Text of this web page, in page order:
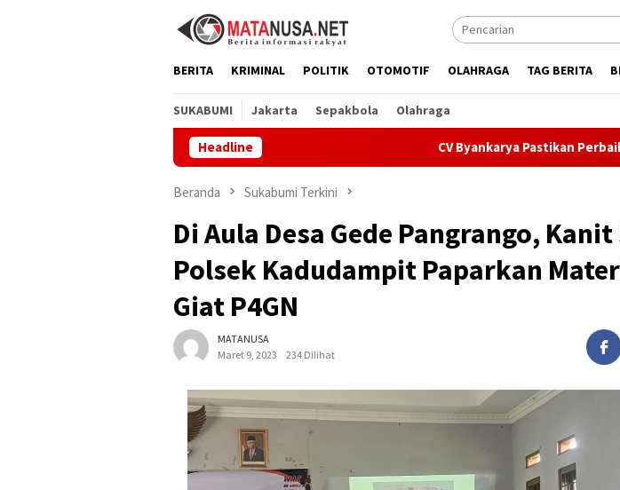
BERITA KRIMINAL POLITIK OTOMOTIF OLAHRAGA TAG BERITA
SUKABUMI Jakarta Sepakbola Olahraga
Headline CV Byankarya Pastikan Perbaikan Jalan
Beranda Sukabumi Terkini
Di Aula Desa Gede Pangrango,
Polsek Kadudampit Paparkan
Giat P4GN
MATANUSA
Maret 9, 2023
234 Dilihat